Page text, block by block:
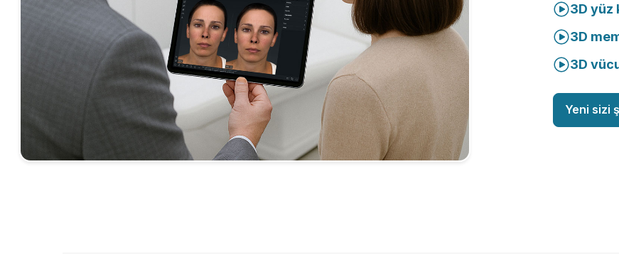
3D yüz
3D
3D
Yeni sizi